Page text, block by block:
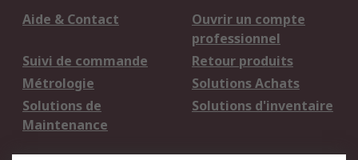
Aide & Contact
Ouvrir un compte
professionnel
Suivi de commande
Retour produits
Métrologie
Solutions Achats
Solutions de
Maintenance
Solutions d'inventaire